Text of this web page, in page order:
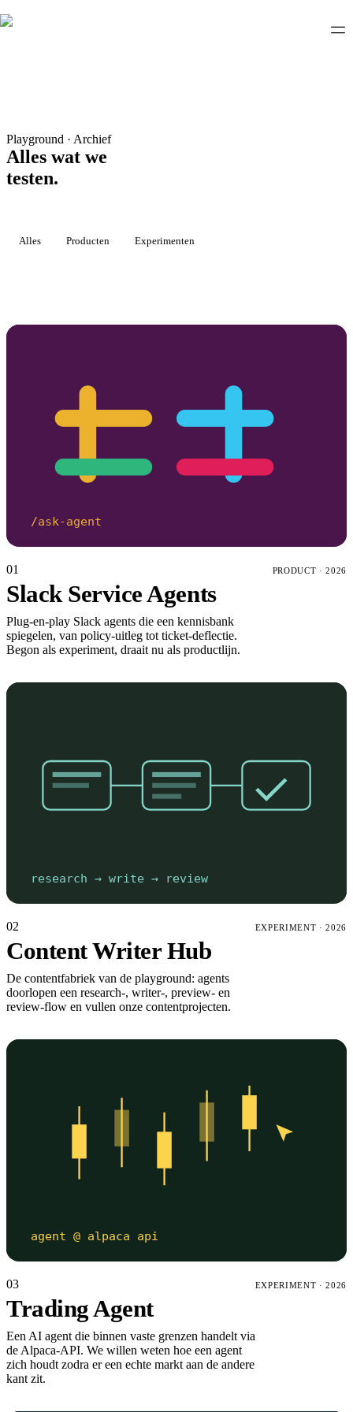
Playground · Archief
Alles wat we
testen.
Alles Producten Experimenten
/ask-agent
01 PRODUCT ·2026
Slack Service Agents
Plug-en-play Slack agents die een kennisbank
spiegelen, van policy-uitleg tot ticket-deflectie.
Begon als experiment, draait nu als productlijn.
research → write → review
02 EXPERIMENT ·2026
Content Writer Hub
De contentfabriek van de playground: agents
doorlopen een research-, writer-, preview- en
review-flow en vullen onze contentprojecten.
agent @ alpaca api
03 EXPERIMENT ·2026
Trading Agent
Een AI agent die binnen vaste grenzen handelt via
de Alpaca-API. We willen weten hoe een agent
zich houdt zodra er een echte markt aan de andere
kant zit.